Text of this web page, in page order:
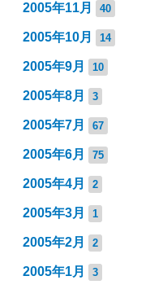
2005年11月 40
2005年10月 14
2005年9月 10
2005年8月 3
2005年7月 67
2005年6月 75
2005年4月 2
2005年3月 1
2005年2月 2
2005年1月 3